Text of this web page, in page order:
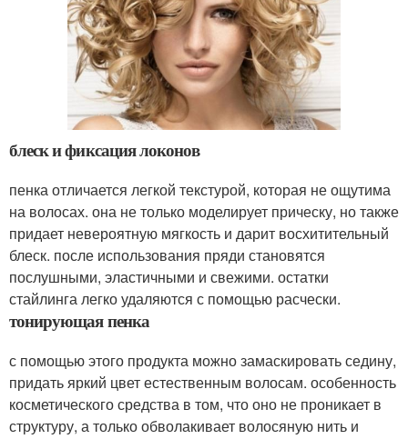
блеск и фиксация локонов
пенка отличается легкой текстурой, которая не ощутима
на волосах. она не только моделирует прическу, но также
придает невероятную мягкость и дарит восхитительный
блеск. после использования пряди становятся
послушными, эластичными и свежими. остатки
стайлинга легко удаляются с помощью расчески.
тонирующая пенка
с помощью этого продукта можно замаскировать седину,
придать яркий цвет естественным волосам. особенность
косметического средства в том, что оно не проникает в
структуру, а только обволакивает волосяную нить и